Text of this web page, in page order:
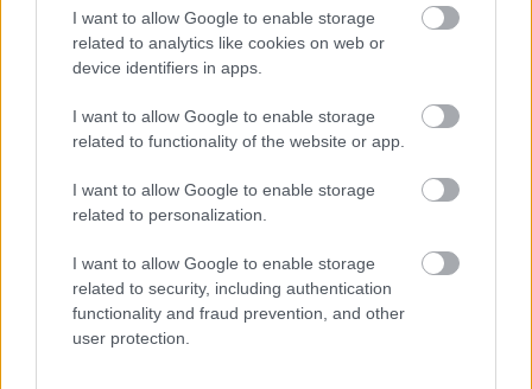
I want to allow Google to enable storage
related to analytics like cookies on web or
device identifiers in apps.
I want to allow Google to enable storage
related to functionality of the website or app.
I want to allow Google to enable storage
related to personalization.
I want to allow Google to enable storage
related to security, including authentication
functionality and fraud prevention, and other
user protection.
végül mégis megmarad a lemaradásod, ezért nem
gondolom, hogy elég közel kerülnének ahhoz,
hogy Max Verstappen újabb nagy visszatérést
mutasson be.”
A helyzet jelentősen eltér a 2025-ös szezontól,
amikor a holland versenyző elképesztő formában,
több mint százpontos hátrányt ledolgozva
zárkózott fel a McLaren pilótáira. Bár a bajnoki